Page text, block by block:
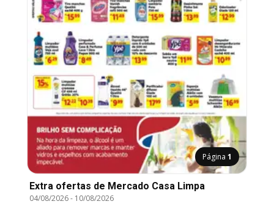
Página 1
Extra ofertas de Mercado Casa Limpa
04/08/2026- 10/08/2026